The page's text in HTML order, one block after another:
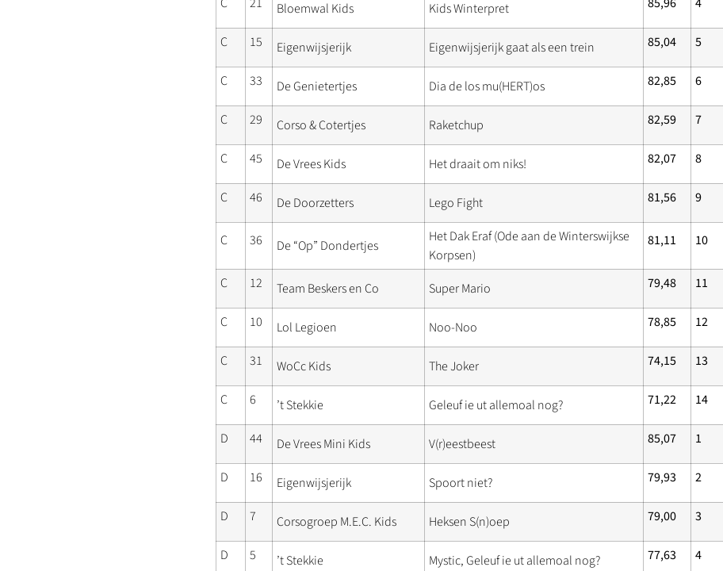
Bloemwal Kids Kids Winterpret
C 15 Eigenwijsjerijk Eigenwijsjerijk gaat als een trein 85,04 5
C 33 De Genietertjes Dia de los mu(HERT)os 82,85 6
C 29 Corso & Cotertjes Raketchup 82,59 7
C 45 De Vrees Kids Het draait om niks! 82,07 8
C 46 De Doorzetters Lego Fight 81,56 9
C 36 De “Op” Dondertjes
Het Dak Eraf (Ode aan de Winterswijkse
Korpsen)
81,11 10
C 12 Team Beskers en Co Super Mario 79,48 11
C 10 Lol Legioen Noo-Noo 78,85 12
C 31 WoCc Kids The Joker 74,15 13
C 6 ’t Stekkie Geleuf ie ut allemoal nog? 71,22 14
D 44 De Vrees Mini Kids V(r)eestbeest 85,07 1
D 16 Eigenwijsjerijk Spoort niet? 79,93 2
D 7 Corsogroep M.E.C. Kids Heksen S(n)oep 79,00 3
D 5 ’t Stekkie Mystic, Geleuf ie ut allemoal nog? 77,63 4